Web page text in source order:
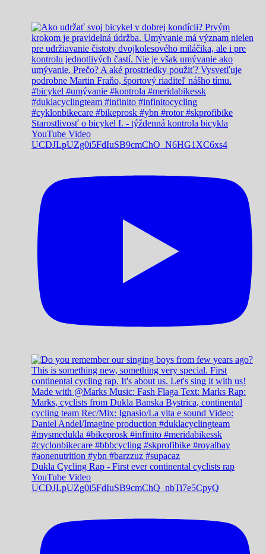
Starostlivosť o bicykel I. - týždenná kontrola bicykla
YouTube Video
UCDJLpUZg0i5FdIuSB9cmChQ_N6HG1XC6xs4
Dukla Cycling Rap - First ever continental cyclists rap
YouTube Video
UCDJLpUZg0i5FdIuSB9cmChQ_nbTi7e5CpyQ